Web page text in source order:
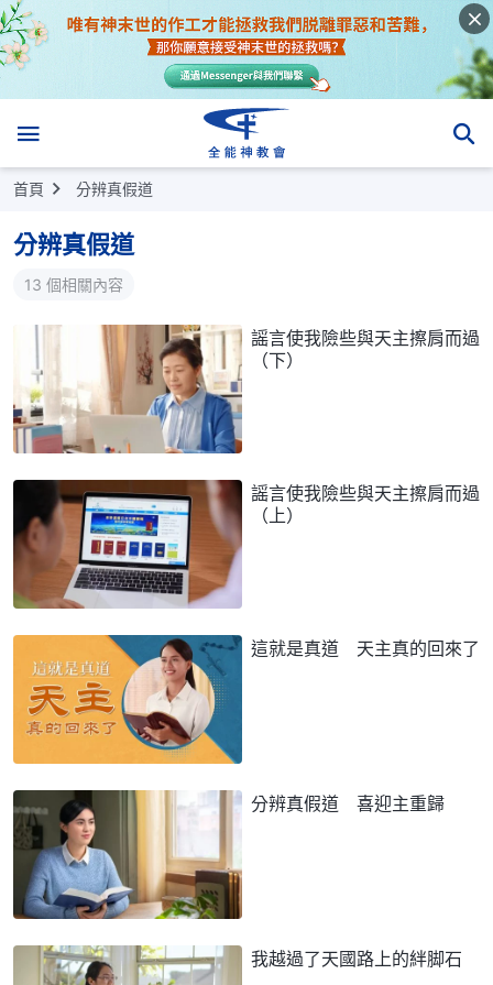
首頁 分辨真假道
分辨真假道
13 個相關內容
謡言使我險些與天主擦肩而過
（下）
謡言使我險些與天主擦肩而過
（上）
這就是真道 天主真的回來了
分辨真假道 喜迎主重歸
我越過了天國路上的絆脚石